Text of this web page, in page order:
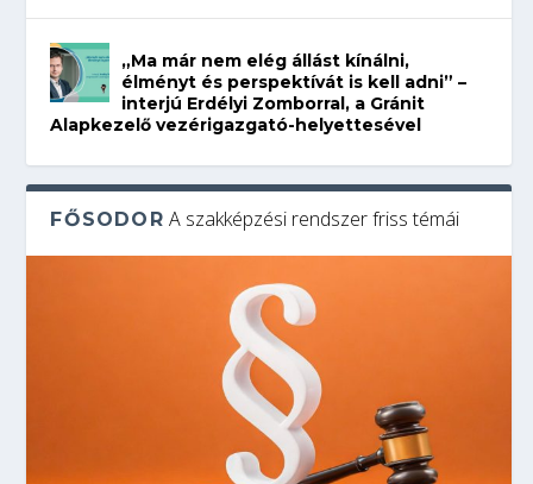
„Ma már nem elég állást kínálni,
élményt és perspektívát is kell adni” –
interjú Erdélyi Zomborral, a Gránit
Alapkezelő vezérigazgató-helyettesével
FŐSODOR A szakképzési rendszer friss témái